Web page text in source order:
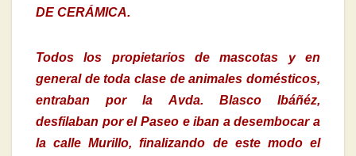
DE CERÁMICA.
Todos los propietarios de mascotas y en
general de toda clase de animales domésticos,
entraban por la Avda. Blasco Ibáñéz,
desfilaban por el Paseo e iban a desembocar a
la calle Murillo, finalizando de este modo el